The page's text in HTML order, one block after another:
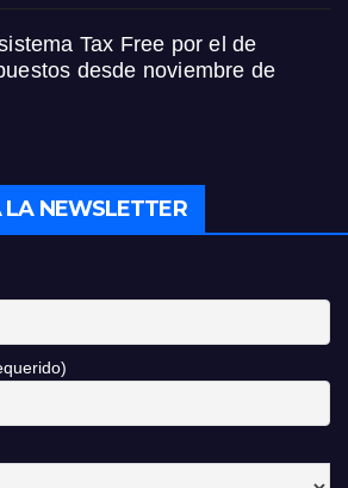
Tax Free por el de
desde noviembre de
LA NEWSLETTER